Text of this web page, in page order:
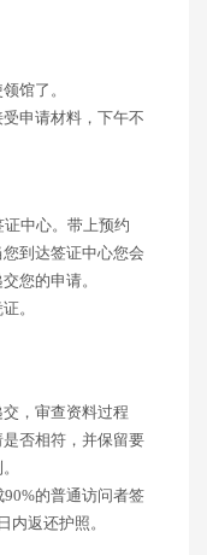
馆了。
申请材料，下午不
中心。带上预约
到达签证中心您会
您的申请。
。
，审查资料过程
否相符，并保留要
的普通访问者签
内返还护照。